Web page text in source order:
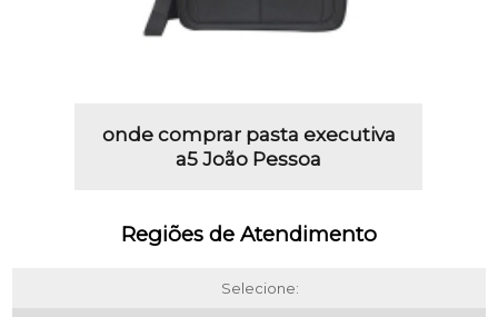
onde comprar pasta executiva
a5 João Pessoa
Regiões de Atendimento
Selecione: